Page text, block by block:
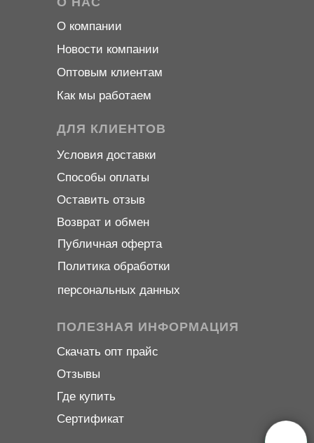
ДЛЯ КЛИЕНТОВ
ПОЛЕЗНАЯ ИНФОРМАЦИЯ
Условия доставки
Возврат и обмен
Способы оплаты
Оставить отзыв
О компании
Оптовым клиентам
Новости компании
Скачать опт прайс
Сертификат
Отзывы
Где купить
Как мы работаем
Публичная оферта
Политика обработки
персональных данных